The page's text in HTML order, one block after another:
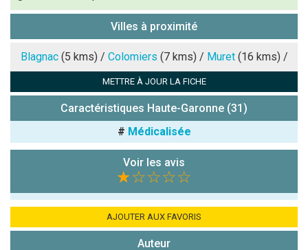
7x4 (en
l'établissement
:
(En cliquant sur 'Valider', j'accepte que mon avis
soit publié sur le site.)
Villes à proximité
Blagnac(5 kms) / Colomiers (7 kms) / Muret(16 kms) /
METTRE À JOUR LA FICHE
Caractéristiques Haute-Garonne (31)
# Médicalisée
Voir les avis
★☆☆☆☆
AJOUTER AUX FAVORIS
Auteur